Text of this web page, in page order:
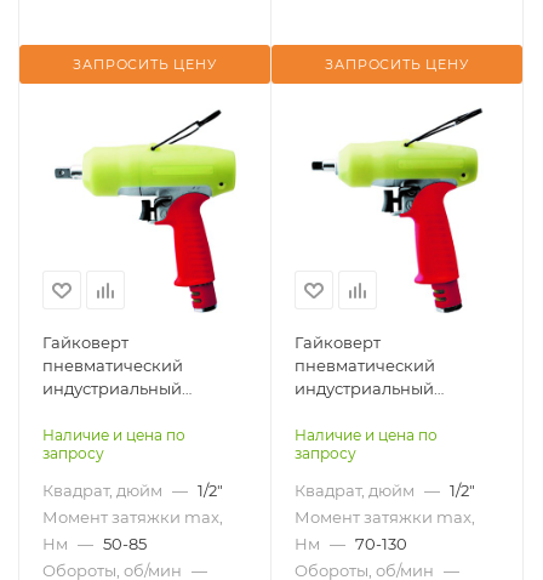
ЗАПРОСИТЬ ЦЕНУ ЗАПРОСИТЬ ЦЕНУ
Гайковерт
пневматический
индустриальный
импульсный AIRPRO
AOB90P-W
Наличие и цена по
запросу
Квадрат, дюйм — 1/2"
Момент затяжки max,
Нм — 50-85
Обороты, об/мин —
Гайковерт
пневматический
индустриальный
импульсный AIRPRO
AOB100P-W
Наличие и цена по
запросу
Квадрат, дюйм — 1/2"
Момент затяжки max,
Нм — 70-130
Обороты, об/мин —